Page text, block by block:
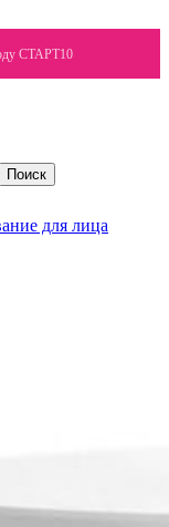
СТАРТ10
Поиск
для лица